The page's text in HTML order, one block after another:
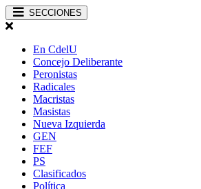
SECCIONES
En CdelU
Concejo Deliberante
Peronistas
Radicales
Macristas
Masistas
Nueva Izquierda
GEN
FEF
PS
Clasificados
Política